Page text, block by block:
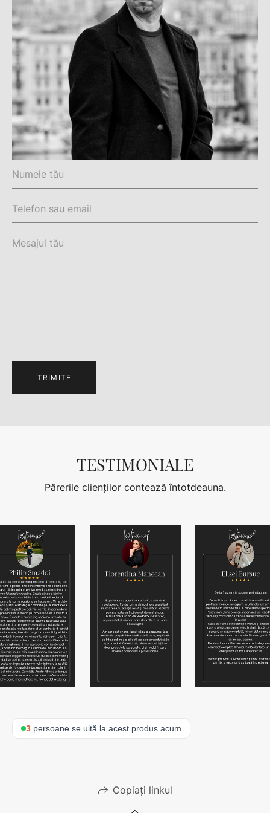
TRIMITE
TESTIMONIALE
Părerile clienților contează întotdeauna.
3 persoane se uită la acest produs acum
Copiați linkul